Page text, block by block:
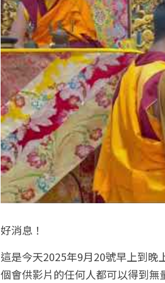
好消息！
這是今天2025年9月20號早上到晚
個會供影片的任何人都可以得到